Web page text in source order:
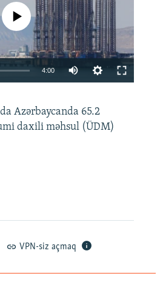
360p 480p
currently available
4:00
360p
480p
Azərbaycanda 65.2
daxili məhsul (ÜDM)
VPN-siz açmaq